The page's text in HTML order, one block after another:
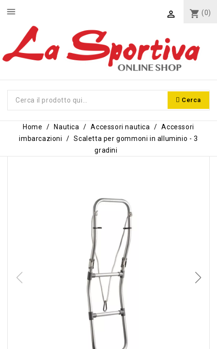
shopping_cart (0)

Cerca
menu
Home Nautica Accessori nautica
Accessori
imbarcazioni
Scaletta per gommoni in alluminio - 3
gradini